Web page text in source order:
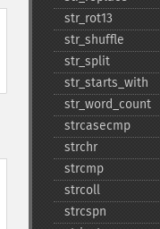
str_​rot13
str_​shuffle
str_​split
str_​starts_​with
str_​word_​count
strcasecmp
strchr
strcmp
strcoll
strcspn